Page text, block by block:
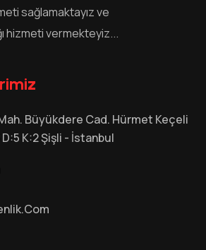
sağlamaktayız ve
hizmeti vermekteyiz...
Büyükdere Cad. Hürmet Keçeli
K:2 Şişli - İstanbul